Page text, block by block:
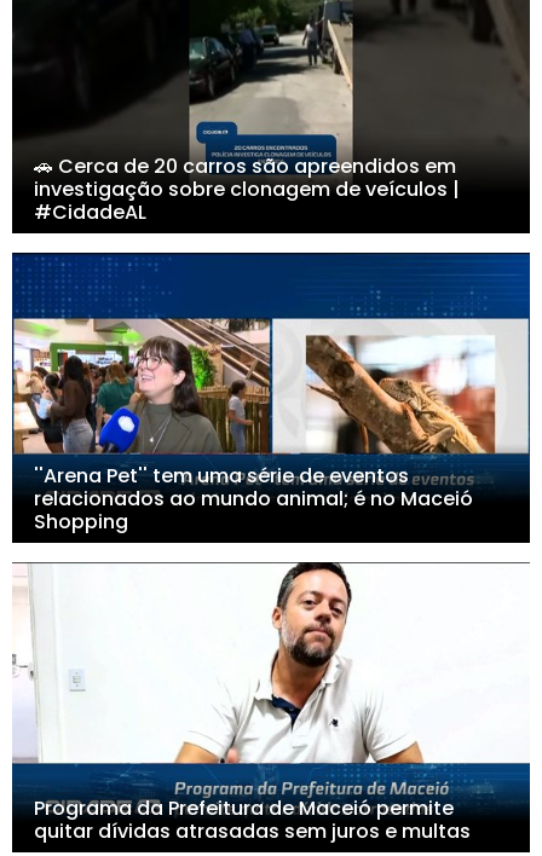
🚗 Cerca de 20 carros são apreendidos em
investigação sobre clonagem de veículos |
#CidadeAL
''Arena Pet'' tem uma série de eventos
relacionados ao mundo animal; é no Maceió
Shopping
Programa da Prefeitura de Maceió permite
quitar dívidas atrasadas sem juros e multas